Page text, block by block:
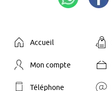
Accueil
Mon compte
Téléphone